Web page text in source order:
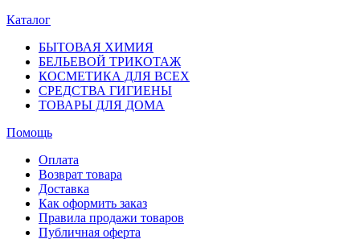
Каталог
БЫТОВАЯ ХИМИЯ
БЕЛЬЕВОЙ ТРИКОТАЖ
КОСМЕТИКА ДЛЯ ВСЕХ
СРЕДСТВА ГИГИЕНЫ
ТОВАРЫ ДЛЯ ДОМА
Помощь
Оплата
Возврат товара
Доставка
Как оформить заказ
Правила продажи товаров
Публичная оферта